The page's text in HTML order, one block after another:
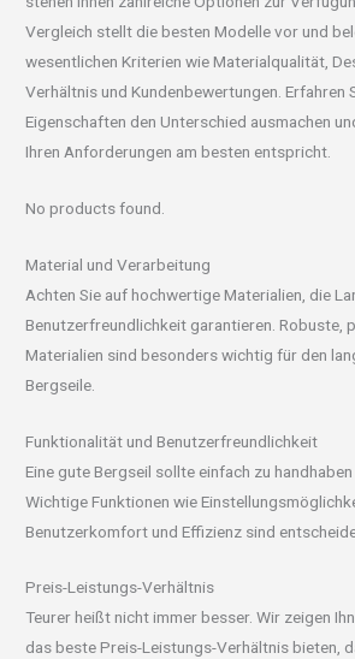
Vergleich stellt die besten Modelle vor und
wesentlichen Kriterien wie Materialqualität,
Verhältnis und Kundenbewertungen. Erfahren
Eigenschaften den Unterschied ausmachen
Ihren Anforderungen am besten entspricht.
No products found.
Material und Verarbeitung
Achten Sie auf hochwertige Materialien, die
Benutzerfreundlichkeit garantieren. Robuste,
Materialien sind besonders wichtig für den
Bergseile.
Funktionalität und Benutzerfreundlichkeit
Eine gute Bergseil sollte einfach zu
Wichtige Funktionen wie
Benutzerkomfort und Effizienz sind
Preis-Leistungs-Verhältnis
Teurer heißt nicht immer besser. Wir zeigen
das beste Preis-Leistungs-Verhältnis bieten,